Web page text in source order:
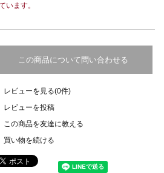
います。
この商品について問い合わせる
レビューを見る(0件)
レビューを投稿
この商品を友達に教える
買い物を続ける